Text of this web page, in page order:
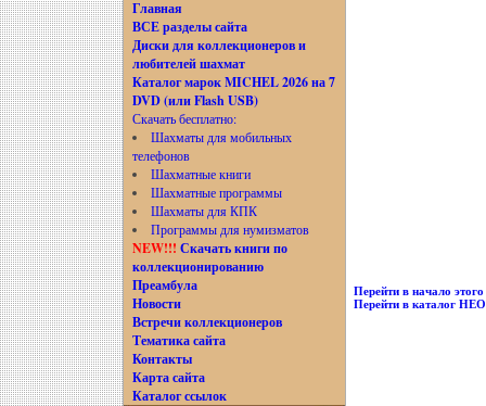
Главная
ВСЕ разделы сайта
Диски для коллекционеров и
любителей шахмат
Каталог марок MICHEL 2026 на 7
DVD (или Flash USB)
Скачать бесплатно:
Шахматы для мобильных
телефонов
Шахматные книги
Шахматные программы
Шахматы для КПК
Программы для нумизматов
NEW!!! Скачать книги по
коллекционированию
Преамбула
Новости
Встречи коллекционеров
Тематика сайта
Контакты
Карта сайта
Каталог ссылок
Перейти в начало
Перейти в каталог